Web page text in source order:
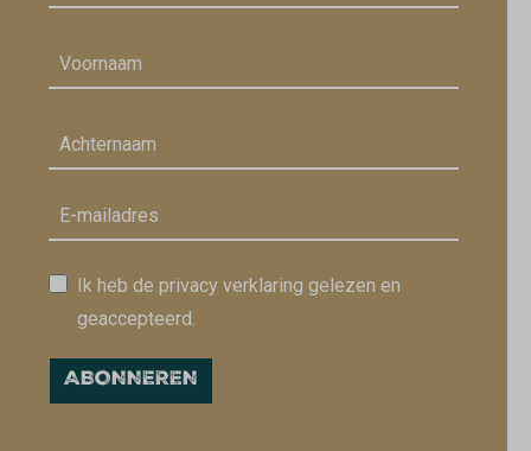
Ik heb de privacy verklaring gelezen en
geaccepteerd.
ABONNEREN